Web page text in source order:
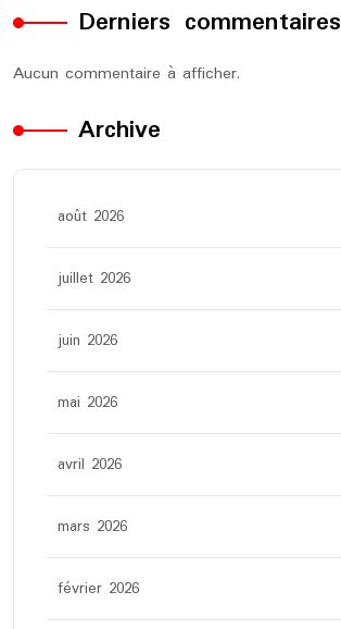
Derniers commentaires
Aucun commentaire à afficher.
Archive
août 2026
juillet 2026
juin 2026
mai 2026
avril 2026
mars 2026
février 2026